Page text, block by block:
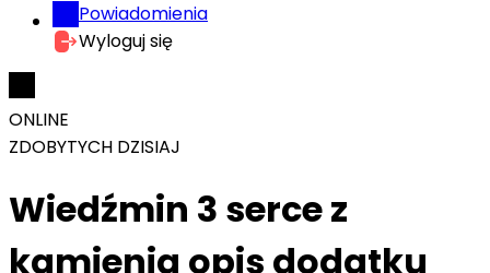
Powiadomienia
Wyloguj się
ONLINE
ZDOBYTYCH DZISIAJ
Wiedźmin 3 serce z
kamienia opis dodatku